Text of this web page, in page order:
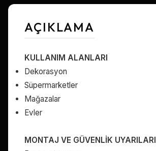
AÇIKLAMA
KULLANIM ALANLARI
Dekorasyon
Süpermarketler
Mağazalar
Evler
MONTAJ VE GÜVENLİK UYARILARI